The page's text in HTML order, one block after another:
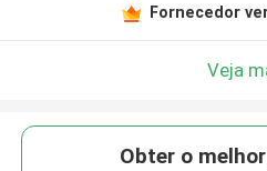
Fornecedor
Veja
Obter o